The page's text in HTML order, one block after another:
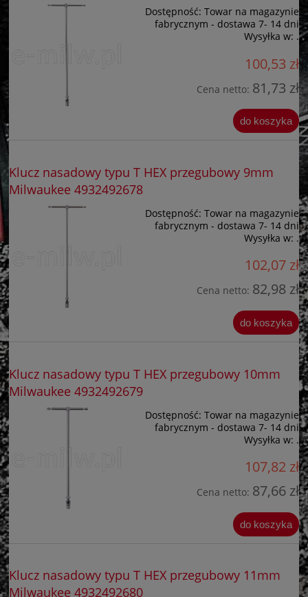
Dostępność: Towar na magazynie
fabrycznym - dostawa 7- 14 dni
Wysyłka w: .
100,53 zł
Cena netto: 81,73 zł
do koszyka
Klucz nasadowy typu T HEX przegubowy 9mm
Milwaukee 4932492678
Dostępność: Towar na magazynie
fabrycznym - dostawa 7- 14 dni
Wysyłka w: .
102,07 zł
Cena netto: 82,98 zł
do koszyka
Klucz nasadowy typu T HEX przegubowy 10mm
Milwaukee 4932492679
Dostępność: Towar na magazynie
fabrycznym - dostawa 7- 14 dni
Wysyłka w: .
107,82 zł
Cena netto: 87,66 zł
do koszyka
Klucz nasadowy typu T HEX przegubowy 11mm
Milwaukee 4932492680